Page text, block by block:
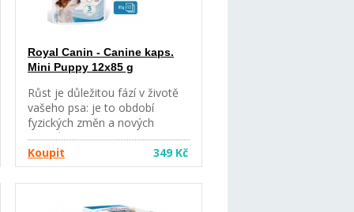
Royal Canin - Canine kaps.
Mini Puppy 12x85 g
Růst je důležitou fází v životě
vašeho psa: je to období
fyzických změn a nových
objevů. Když vaše štěně stále
roste, je důležité podávat mu
stravu, která bude podporovat
jeho optimální zdraví. Složení
Koupit 349 Kč